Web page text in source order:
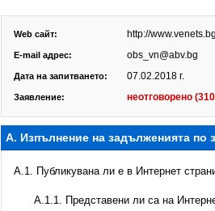
Web сайт: http://
E-mail адрес: obs_vn@abv.bg
Дата на запитването: 07.02.2018 г.
Заявление: неотговорено
А. Изпълнение на задълженията по
A.1. Публикувана ли е в Интернет
А.1.1. Представени ли са на